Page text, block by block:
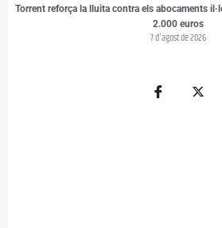
Torrent reforça la lluita contra els abocaments
2.000 euros
7 d'agost de 2026